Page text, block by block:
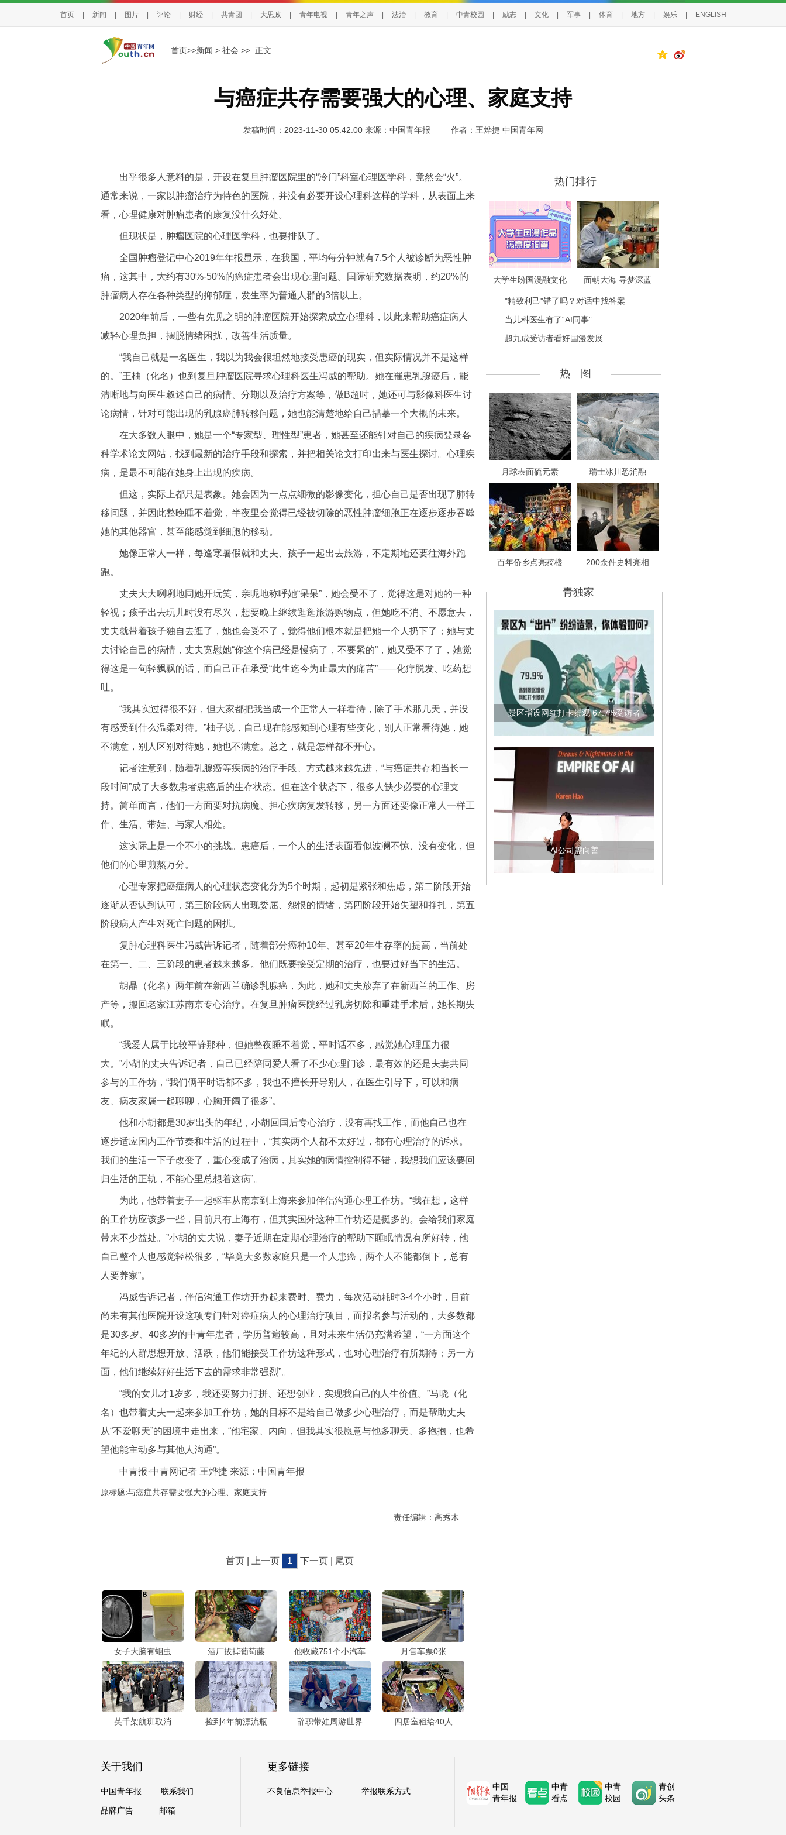
首页 新闻 图片 评论 财经 共青团 大思政 青年电视 青年之声 法治 教育 中青校园 励志 文化 军事 体育 地方 娱乐 ENGLISH
首页>>新闻 > 社会 >> 正文
与癌症共存需要强大的心理、家庭支持
发稿时间：2023-11-30 05:42:00 来源： 中国青年报 作者：王烨捷 中国青年网
出乎很多人意料的是，开设在复旦肿瘤医院里的“冷门”科室心理医学科，竟然会“火”。
通常来说，一家以肿瘤治疗为特色的医院，并没有必要开设心理科这样的学科，从表面上来
看，心理健康对肿瘤患者的康复没什么好处。
但现状是，肿瘤医院的心理医学科，也要排队了。
全国肿瘤登记中心2019年年报显示，在我国，平均每分钟就有7.5个人被诊断为恶性肿
瘤，这其中，大约有30%-50%的癌症患者会出现心理问题。国际研究数据表明，约20%的
肿瘤病人存在各种类型的抑郁症，发生率为普通人群的3倍以上。
2020年前后，一些有先见之明的肿瘤医院开始探索成立心理科，以此来帮助癌症病人
减轻心理负担，摆脱情绪困扰，改善生活质量。
“我自己就是一名医生，我以为我会很坦然地接受患癌的现实，但实际情况并不是这样
的。”王柚（化名）也到复旦肿瘤医院寻求心理科医生冯威的帮助。她在罹患乳腺癌后，能
清晰地与向医生叙述自己的病情、分期以及治疗方案等，做B超时，她还可与影像科医生讨
论病情，针对可能出现的乳腺癌肺转移问题，她也能清楚地给自己描摹一个大概的未来。
在大多数人眼中，她是一个“专家型、理性型”患者，她甚至还能针对自己的疾病登录各
种学术论文网站，找到最新的治疗手段和探索，并把相关论文打印出来与医生探讨。心理疾
病，是最不可能在她身上出现的疾病。
但这，实际上都只是表象。她会因为一点点细微的影像变化，担心自己是否出现了肺转
移问题，并因此整晚睡不着觉，半夜里会觉得已经被切除的恶性肿瘤细胞正在逐步逐步吞噬
她的其他器官，甚至能感觉到细胞的移动。
她像正常人一样，每逢寒暑假就和丈夫、孩子一起出去旅游，不定期地还要往海外跑
跑。
丈夫大大咧咧地同她开玩笑，亲昵地称呼她“呆呆”，她会受不了，觉得这是对她的一种
轻视；孩子出去玩儿时没有尽兴，想要晚上继续逛逛旅游购物点，但她吃不消、不愿意去，
丈夫就带着孩子独自去逛了，她也会受不了，觉得他们根本就是把她一个人扔下了；她与丈
夫讨论自己的病情，丈夫宽慰她“你这个病已经是慢病了，不要紧的”，她又受不了了，她觉
得这是一句轻飘飘的话，而自己正在承受“此生迄今为止最大的痛苦”——化疗脱发、吃药想
吐。
“我其实过得很不好，但大家都把我当成一个正常人一样看待，除了手术那几天，并没
有感受到什么温柔对待。”柚子说，自己现在能感知到心理有些变化，别人正常看待她，她
不满意，别人区别对待她，她也不满意。总之，就是怎样都不开心。
记者注意到，随着乳腺癌等疾病的治疗手段、方式越来越先进，“与癌症共存相当长一
段时间”成了大多数患者患癌后的生存状态。但在这个状态下，很多人缺少必要的心理支
持。简单而言，他们一方面要对抗病魔、担心疾病复发转移，另一方面还要像正常人一样工
作、生活、带娃、与家人相处。
这实际上是一个不小的挑战。患癌后，一个人的生活表面看似波澜不惊、没有变化，但
他们的心里煎熬万分。
心理专家把癌症病人的心理状态变化分为5个时期，起初是紧张和焦虑，第二阶段开始
逐渐从否认到认可，第三阶段病人出现委屈、怨恨的情绪，第四阶段开始失望和挣扎，第五
阶段病人产生对死亡问题的困扰。
复肿心理科医生冯威告诉记者，随着部分癌种10年、甚至20年生存率的提高，当前处
在第一、二、三阶段的患者越来越多。他们既要接受定期的治疗，也要过好当下的生活。
胡晶（化名）两年前在新西兰确诊乳腺癌，为此，她和丈夫放弃了在新西兰的工作、房
产等，搬回老家江苏南京专心治疗。在复旦肿瘤医院经过乳房切除和重建手术后，她长期失
眠。
“我爱人属于比较平静那种，但她整夜睡不着觉，平时话不多，感觉她心理压力很
大。”小胡的丈夫告诉记者，自己已经陪同爱人看了不少心理门诊，最有效的还是夫妻共同
参与的工作坊，“我们俩平时话都不多，我也不擅长开导别人，在医生引导下，可以和病
友、病友家属一起聊聊，心胸开阔了很多”。
他和小胡都是30岁出头的年纪，小胡回国后专心治疗，没有再找工作，而他自己也在
逐步适应国内工作节奏和生活的过程中，“其实两个人都不太好过，都有心理治疗的诉求。
我们的生活一下子改变了，重心变成了治病，其实她的病情控制得不错，我想我们应该要回
归生活的正轨，不能心里总想着这病”。
为此，他带着妻子一起驱车从南京到上海来参加伴侣沟通心理工作坊。“我在想，这样
的工作坊应该多一些，目前只有上海有，但其实国外这种工作坊还是挺多的。会给我们家庭
带来不少益处。”小胡的丈夫说，妻子近期在定期心理治疗的帮助下睡眠情况有所好转，他
自己整个人也感觉轻松很多，“毕竟大多数家庭只是一个人患癌，两个人不能都倒下，总有
人要养家”。
冯威告诉记者，伴侣沟通工作坊开办起来费时、费力，每次活动耗时3-4个小时，目前
尚未有其他医院开设这项专门针对癌症病人的心理治疗项目，而报名参与活动的，大多数都
是30多岁、40多岁的中青年患者，学历普遍较高，且对未来生活仍充满希望，“一方面这个
年纪的人群思想开放、活跃，他们能接受工作坊这种形式，也对心理治疗有所期待；另一方
面，他们继续好好生活下去的需求非常强烈”。
“我的女儿才1岁多，我还要努力打拼、还想创业，实现我自己的人生价值。”马晓（化
名）也带着丈夫一起来参加工作坊，她的目标不是给自己做多少心理治疗，而是帮助丈夫
从“不爱聊天”的困境中走出来，“他宅家、内向，但我其实很愿意与他多聊天、多抱抱，也希
望他能主动多与其他人沟通”。
中青报·中青网记者 王烨捷 来源：中国青年报
原标题:与癌症共存需要强大的心理、家庭支持
责任编辑：高秀木
首页 | 上一页 1 下一页 | 尾页
女子大脑有蛔虫 酒厂拔掉葡萄藤 他收藏751个小汽车 月售车票0张
英千架航班取消 捡到4年前漂流瓶 辞职带娃周游世界 四居室租给40人
热门排行
大学生盼国漫融文化 面朝大海 寻梦深蓝
"精致利己"错了吗？对话中找答案
当儿科医生有了“AI同事”
超九成受访者看好国漫发展
热 图
月球表面硫元素 瑞士冰川恐消融
百年侨乡点亮骑楼 200余件史料亮相
青独家
景区增设网红打卡景观 67.7%受访者
AI公司需向善
关于我们
中国青年报 联系我们
品牌广告 邮箱
更多链接
不良信息举报中心 举报联系方式
中国
青年报
中青
看点
中青
校园
青创
头条